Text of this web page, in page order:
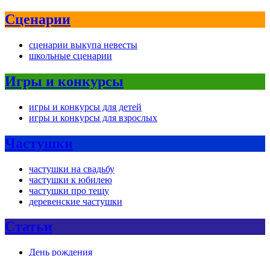
Сценарии
сценарии выкупа невесты
школьные сценарии
Игры и конкурсы
игры и конкурсы для детей
игры и конкурсы для взрослых
Частушки
частушки на свадьбу
частушки к юбилею
частушки про тещу
деревенские частушки
Статьи
День рождения